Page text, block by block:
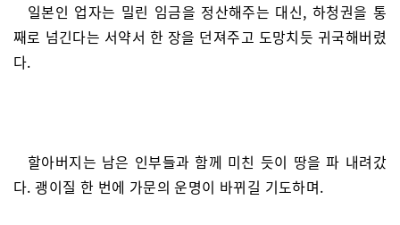
일본인 업자는 밀린 임금을 정산해주는 대신, 하청권을 통
째로 넘긴다는 서약서 한 장을 던져주고 도망치듯 귀국해버렸
다.
할아버지는 남은 인부들과 함께 미친 듯이 땅을 파 내려갔
다. 괭이질 한 번에 가문의 운명이 바뀌길 기도하며.